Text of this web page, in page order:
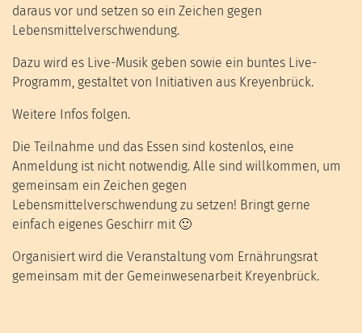
daraus vor und setzen so ein Zeichen gegen
Lebensmittelverschwendung.
Dazu wird es Live-Musik geben sowie ein buntes Live-
Programm, gestaltet von Initiativen aus Kreyenbrück.
Weitere Infos folgen.
Die Teilnahme und das Essen sind kostenlos, eine
Anmeldung ist nicht notwendig. Alle sind willkommen, um
gemeinsam ein Zeichen gegen
Lebensmittelverschwendung zu setzen! Bringt gerne
einfach eigenes Geschirr mit 🙂
Organisiert wird die Veranstaltung vom Ernährungsrat
gemeinsam mit der Gemeinwesenarbeit Kreyenbrück.